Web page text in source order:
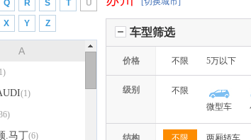
Q R S T U
X Y Z
A
(1)
.马丁(6)
车型筛选
价格 不限 5万以下
级别
不限
微型车
结构 不限 两厢轿车